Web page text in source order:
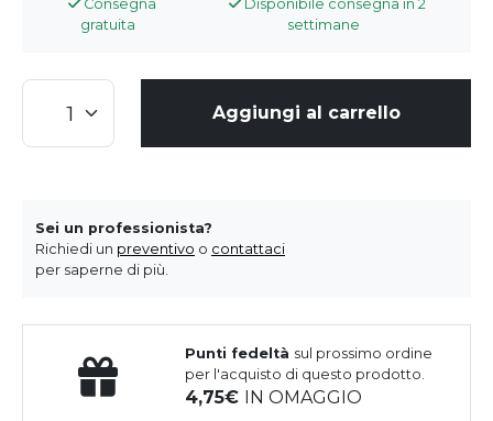
Consegna
gratuita
Disponibile consegna in 2
settimane
Aggiungi al carrello
Sei un professionista?
Richiedi un preventivo o contattaci
per saperne di più.
Punti fedeltà sul prossimo ordine
per l'acquisto di questo prodotto.
4,75 IN OMAGGIO